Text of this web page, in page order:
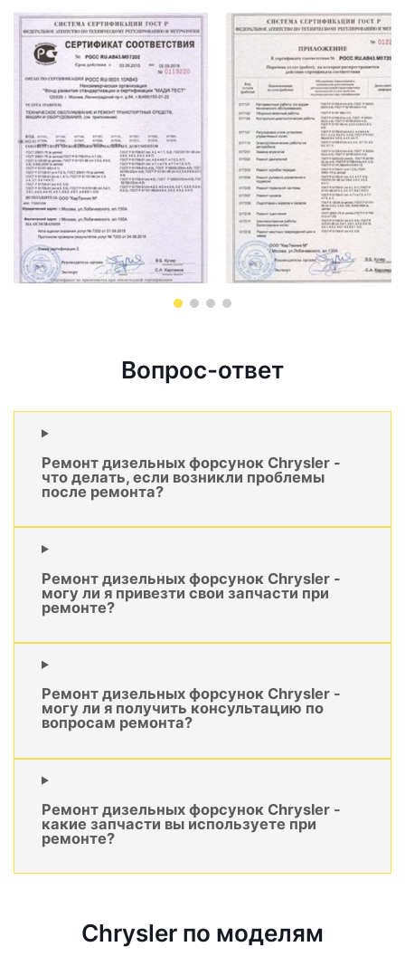
Вопрос-ответ
Ремонт дизельных форсунок Chrysler -
что делать, если возникли проблемы
после ремонта?
Ремонт дизельных форсунок Chrysler -
могу ли я привезти свои запчасти при
ремонте?
Ремонт дизельных форсунок Chrysler -
могу ли я получить консультацию по
вопросам ремонта?
Ремонт дизельных форсунок Chrysler -
какие запчасти вы используете при
ремонте?
Chrysler по моделям